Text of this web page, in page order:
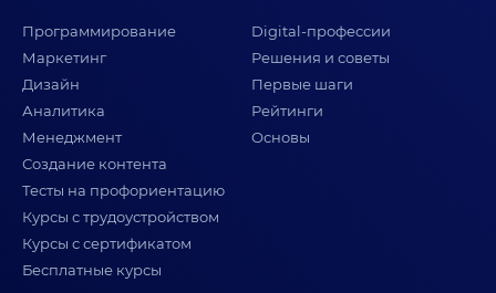
Программирование
Маркетинг
Дизайн
Аналитика
Менеджмент
Создание контента
Тесты на профориентацию
Курсы с трудоустройством
Курсы с сертификатом
Бесплатные курсы
Digital-профессии
Решения и советы
Первые шаги
Рейтинги
Основы